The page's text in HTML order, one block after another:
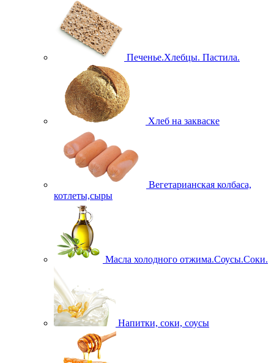
Печенье.Хлебцы. Пастила.
Хлеб на закваске
Вегетарианская колбаса,
котлеты,сыры
Масла холодного отжима.Соусы.Соки.
Напитки, соки, соусы